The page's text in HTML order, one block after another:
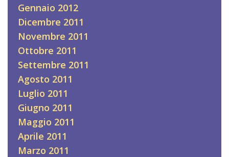
Gennaio 2012
Dicembre 2011
Novembre 2011
Ottobre 2011
Settembre 2011
Agosto 2011
Luglio 2011
Giugno 2011
Maggio 2011
Aprile 2011
Marzo 2011